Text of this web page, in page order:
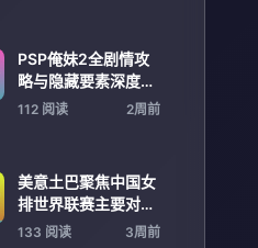
PSP俺妹2全剧情攻
略与隐藏要素深度解
析指南完美结局达成
112 阅读 2周前
美意土巴聚焦中国女
排世界联赛主要对手
全景解析
133 阅读 3周前